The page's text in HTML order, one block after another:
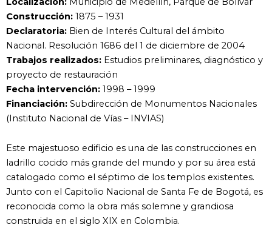
Construcción: 1875 – 1931
Declaratoria: Bien de Interés Cultural del ámbito
Nacional. Resolución 1686 del 1 de diciembre de 2004
Trabajos realizados: Estudios preliminares, diagnóstico y
proyecto de restauración
Fecha intervención: 1998 – 1999
Financiación: Subdirección de Monumentos Nacionales
(Instituto Nacional de Vías – INVIAS)
Este majestuoso edificio es una de las construcciones en
ladrillo cocido más grande del mundo y por su área está
catalogado como el séptimo de los templos existentes.
Junto con el Capitolio Nacional de Santa Fe de Bogotá, es
reconocida como la obra más solemne y grandiosa
construida en el siglo XIX en Colombia.